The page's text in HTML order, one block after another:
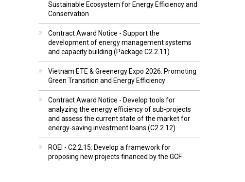
Sustainable Ecosystem for Energy Efficiency and
Conservation
Contract Award Notice - Support the
development of energy management systems
and capacity building (Package C2.2.11)
Vietnam ETE & Greenergy Expo 2026: Promoting
Green Transition and Energy Efficiency
Contract Award Notice - Develop tools for
analyzing the energy efficiency of sub-projects
and assess the current state of the market for
energy-saving investment loans (C2.2.12)
ROEI - C2.2.15: Develop a framework for
proposing new projects financed by the GCF